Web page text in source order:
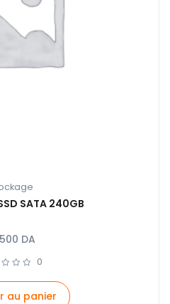
SATA 240GB
DA
0
au panier